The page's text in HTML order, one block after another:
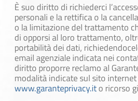
È suo diritto di richiederci
personali e la rettifica o la
o la limitazione del trattamento
di opporsi al loro trattamento,
portabilità dei dati,
email agenziale indicata nei
diritto proporre reclamo al
modalità indicate sul sito internet
www.garanteprivacy.ito ricorso